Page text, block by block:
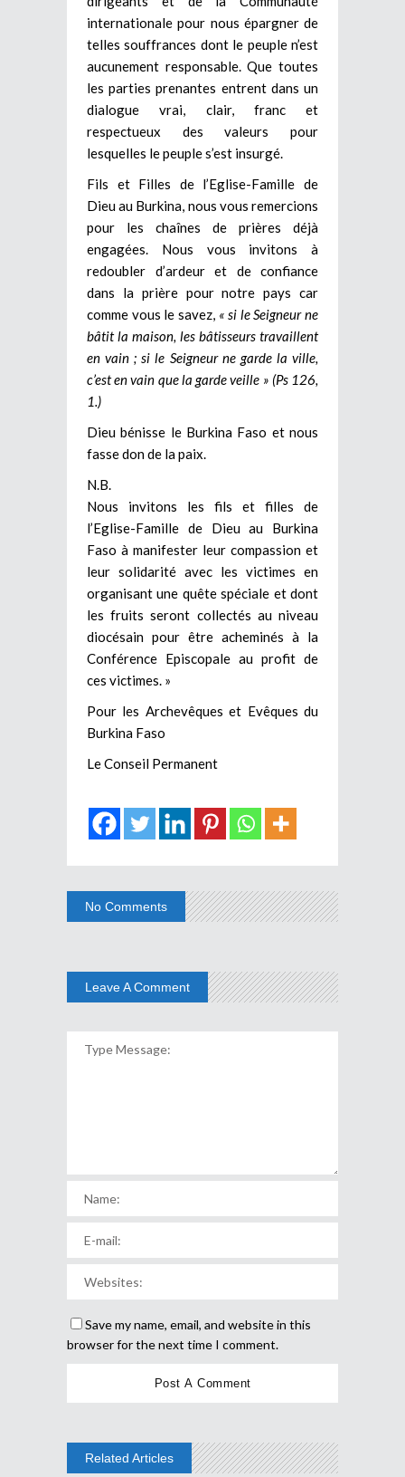
internationale pour nous épargner de
telles souffrances dont le peuple n’est
aucunement responsable. Que toutes
les parties prenantes entrent dans un
dialogue vrai, clair, franc et
respectueux des valeurs pour
lesquelles le peuple s’est insurgé.
Fils et Filles de l’Eglise-Famille de
Dieu au Burkina, nous vous remercions
pour les chaînes de prières déjà
engagées. Nous vous invitons à
redoubler d’ardeur et de confiance
dans la prière pour notre pays car
comme vous le savez, « si le Seigneur ne
bâtit la maison, les bâtisseurs travaillent
en vain ; si le Seigneur ne garde la ville,
c’est en vain que la garde veille » (Ps 126,
1.)
Dieu bénisse le Burkina Faso et nous
fasse don de la paix.
N.B.
Nous invitons les fils et filles de
l’Eglise-Famille de Dieu au Burkina
Faso à manifester leur compassion et
leur solidarité avec les victimes en
organisant une quête spéciale et dont
les fruits seront collectés au niveau
diocésain pour être acheminés à la
Conférence Episcopale au profit de
ces victimes. »
Pour les Archevêques et Evêques du
Burkina Faso
Le Conseil Permanent
No Comments
Leave A Comment
Save my name, email, and website in this
browser for the next time I comment.
Related Articles